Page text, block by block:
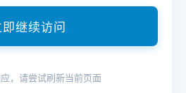
即继续访问
，请尝试刷新当前页面